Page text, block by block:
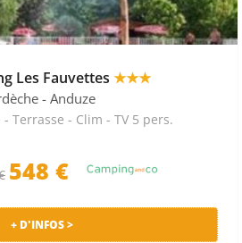
Les Fauvettes ★★★
- Anduze
Terrasse - Clim - TV 5 pers.
548 €
+ D'INFOS >